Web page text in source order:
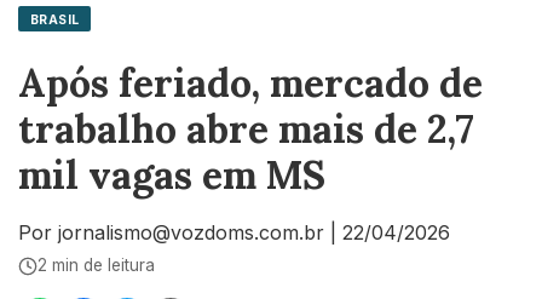
BRASIL
Após feriado, mercado de
trabalho abre mais de 2,7
mil vagas em MS
Por jornalismo@vozdoms.com.br 22/04/2026
2 min de leitura